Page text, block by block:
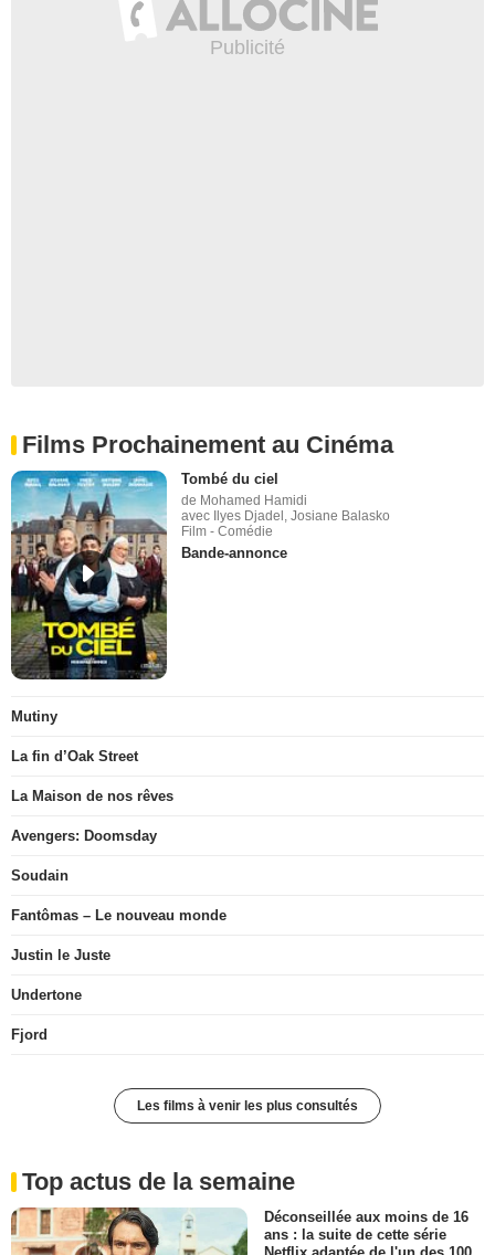
Films Prochainement au Cinéma
Tombé du ciel
de Mohamed Hamidi
avec Ilyes Djadel, Josiane Balasko
Film - Comédie
Bande-annonce
Mutiny
La fin d’Oak Street
La Maison de nos rêves
Avengers: Doomsday
Soudain
Fantômas – Le nouveau monde
Justin le Juste
Undertone
Fjord
Les films à venir les plus consultés
Top actus de la semaine
Déconseillée aux moins de 16
ans : la suite de cette série